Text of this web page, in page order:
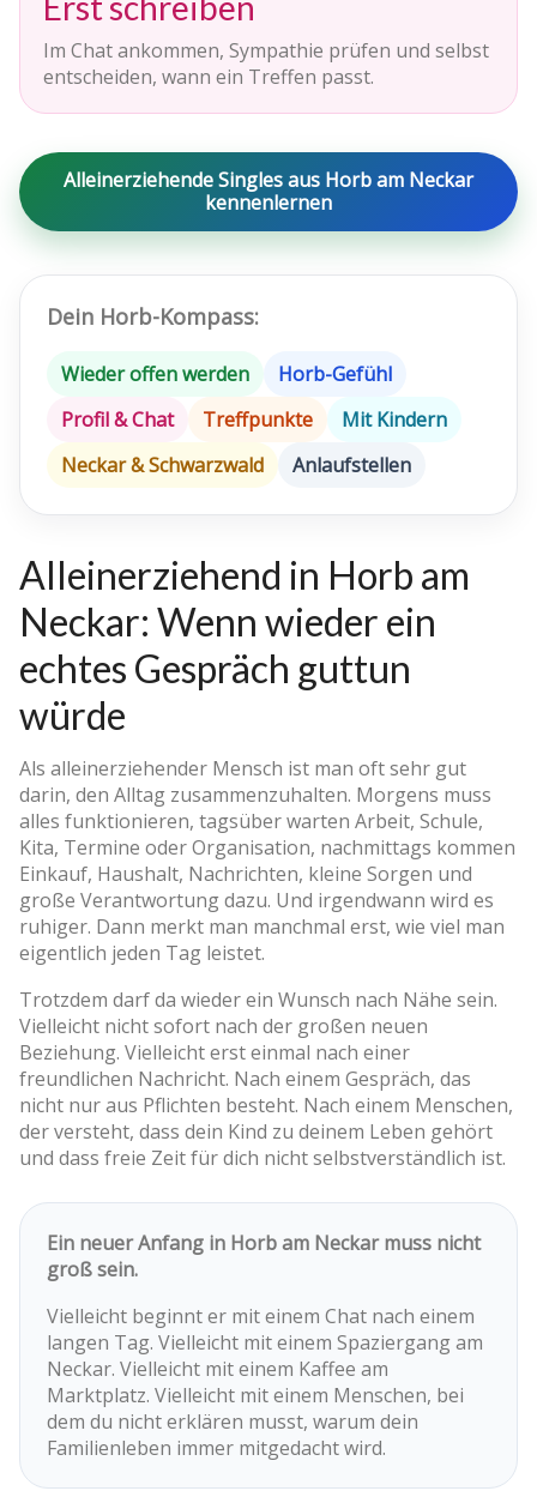
Im Chat ankommen, Sympathie prüfen und selbst
entscheiden, wann ein Treffen passt.
Alleinerziehende Singles aus Horb am Neckar
kennenlernen
Dein Horb-Kompass:
Wieder offen werden
Horb-Gefühl
Profil & Chat
Treffpunkte
Mit Kindern
Neckar & Schwarzwald
Anlaufstellen
Alleinerziehend in Horb am
Neckar: Wenn wieder ein
echtes Gespräch guttun
würde
Als alleinerziehender Mensch ist man oft sehr gut
darin, den Alltag zusammenzuhalten. Morgens muss
alles funktionieren, tagsüber warten Arbeit, Schule,
Kita, Termine oder Organisation, nachmittags kommen
Einkauf, Haushalt, Nachrichten, kleine Sorgen und
große Verantwortung dazu. Und irgendwann wird es
ruhiger. Dann merkt man manchmal erst, wie viel man
eigentlich jeden Tag leistet.
Trotzdem darf da wieder ein Wunsch nach Nähe sein.
Vielleicht nicht sofort nach der großen neuen
Beziehung. Vielleicht erst einmal nach einer
freundlichen Nachricht. Nach einem Gespräch, das
nicht nur aus Pflichten besteht. Nach einem Menschen,
der versteht, dass dein Kind zu deinem Leben gehört
und dass freie Zeit für dich nicht selbstverständlich ist.
Ein neuer Anfang in Horb am Neckar muss nicht
groß sein.
Vielleicht beginnt er mit einem Chat nach einem
langen Tag. Vielleicht mit einem Spaziergang am
Neckar. Vielleicht mit einem Kaffee am
Marktplatz. Vielleicht mit einem Menschen, bei
dem du nicht erklären musst, warum dein
Familienleben immer mitgedacht wird.